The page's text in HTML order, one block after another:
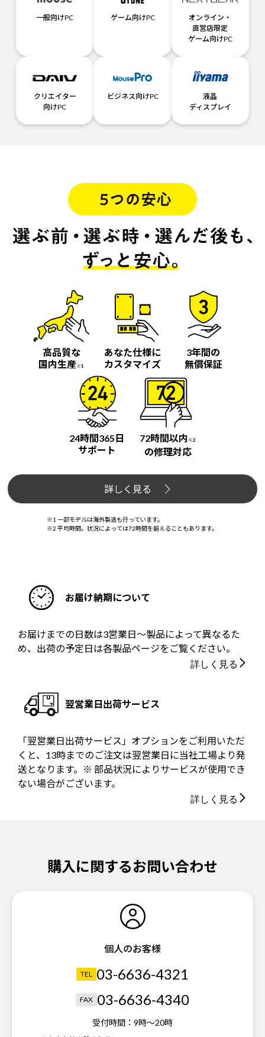
一般向けPC ゲーム向けPC
オンライン・
直営店限定
ゲーム向けPC
クリエイター
向けPC
ビジネス向けPC
液晶
ディスプレイ
高品質な
国内生産※1
あなた仕様に
カスタマイズ
3年間の
無償保証
24時間365日
サポート
72時間以内 ※2
の修理対応
詳しく見る
※1 一部モデルは海外製造も行っています。
※2 平均時間。状況によっては72時間を超えることもあります。
お届け納期について
お届けまでの日数は3営業日～製品によって異なるた
め、出荷の予定日は各製品ページをご覧ください。
詳しく見る
翌営業日出荷サービス
「翌営業日出荷サービス」オプションをご利用いただ
くと、13時までのご注文は翌営業日に当社工場より発
送となります。※ 部品状況によりサービスが使用でき
ない場合がございます。
詳しく見る
購入に関するお問い合わせ
個人のお客様
TEL 03-6636-4321
FAX 03-6636-4340
受付時間： 9時～20時